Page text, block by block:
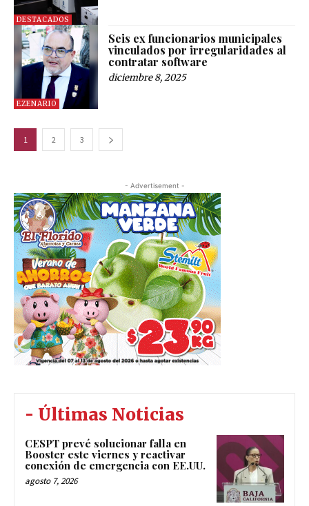
DESTACADOS
EZENARIO
Seis ex funcionarios municipales
vinculados por irregularidades al
contratar software
diciembre 8, 2025
1 2 3
- Advertisement -
- Últimas Noticias
CESPT prevé solucionar falla en
Booster este viernes y reactivar
conexión de emergencia con EE.UU.
agosto 7, 2026